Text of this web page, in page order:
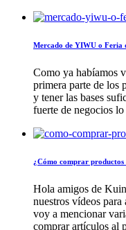
Mercado de YIWU o Feria
Como ya habíamos
primera parte de los
y tener las bases
fuerte de negocios lo
¿Cómo comprar
Hola amigos de
nuestros vídeos
voy a mencionar
comprar artículos al